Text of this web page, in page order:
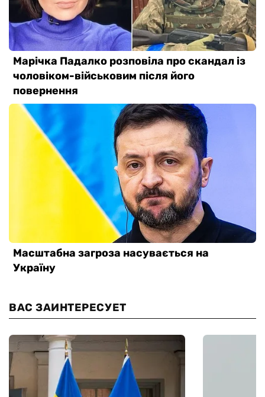
ВАС ЗАИНТЕРЕСУЕТ